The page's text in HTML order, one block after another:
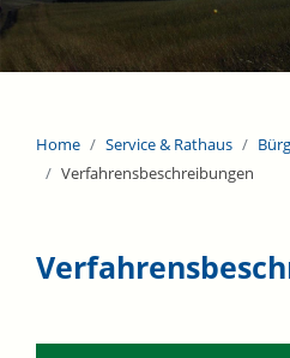
Home Service & Rathaus
Verfahrensbeschreibungen